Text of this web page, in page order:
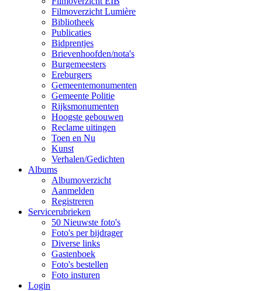
Filmoverzicht Lumière
Bibliotheek
Publicaties
Bidprentjes
Brievenhoofden/nota's
Burgemeesters
Ereburgers
Gemeentemonumenten
Gemeente Politie
Rijksmonumenten
Hoogste gebouwen
Reclame uitingen
Toen en Nu
Kunst
Verhalen/Gedichten
Albums
Albumoverzicht
Aanmelden
Registreren
Servicerubrieken
50 Nieuwste foto's
Foto's per bijdrager
Diverse links
Gastenboek
Foto's bestellen
Foto insturen
Login